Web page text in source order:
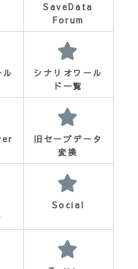
SaveData
Forum
シナリオワール
ド一覧
旧セーブデータ
変換
Social